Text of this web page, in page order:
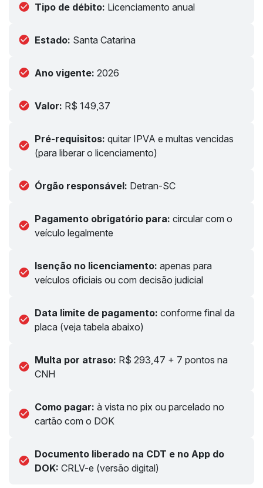
Tipo de débito: Licenciamento anual
Estado: Santa Catarina
Ano vigente: 2026
Valor: R$ 149,37
Pré-requisitos: quitar IPVA e multas vencidas
(para liberar o licenciamento)
Órgão responsável: Detran-SC
Pagamento obrigatório para: circular com o
veículo legalmente
Isenção no licenciamento: apenas para
veículos oficiais ou com decisão judicial
Data limite de pagamento: conforme final da
placa (veja tabela abaixo)
Multa por atraso: R$ 293,47 + 7 pontos na
CNH
Como pagar: à vista no pix ou parcelado no
cartão com o DOK
Documento liberado na CDT e no App do
DOK: CRLV-e (versão digital)